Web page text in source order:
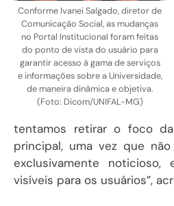
Conforme Ivanei Salgado, diretor de
Comunicação Social, as mudanças
no Portal Institucional foram feitas
do ponto de vista do usuário para
garantir acesso à gama de serviços
e informações sobre a Universidade,
de maneira dinâmica e objetiva.
(Foto: Dicom/UNIFAL-MG)
tentamos retirar o foco
principal, uma vez que
exclusivamente
visíveis para os usuários”,